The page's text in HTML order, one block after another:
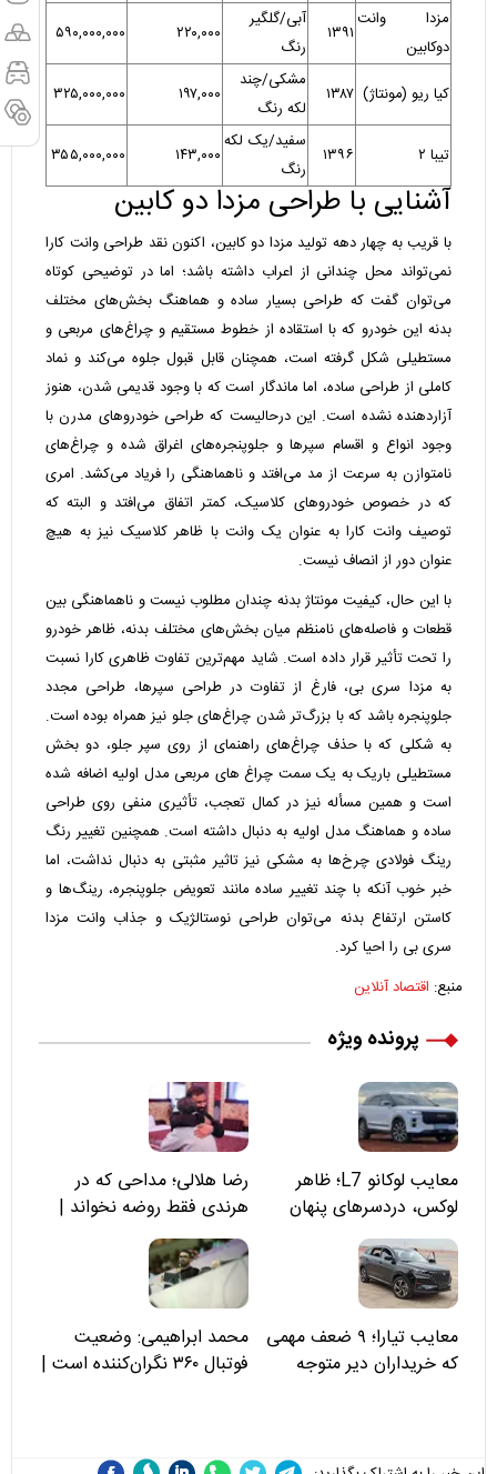
مزدا وانت
دوکابین
۱۳۹۱
آبی/گلگیر
رنگ
۲۲۰,۰۰۰ ۵۹۰,۰۰۰,۰۰۰
کیا ریو (مونتاژ) ۱۳۸۷
مشکی/چند
لکه رنگ
۱۹۷,۰۰۰ ۳۲۵,۰۰۰,۰۰۰
تیبا ۲ ۱۳۹۶
سفید/یک لکه
رنگ
۱۴۳,۰۰۰ ۳۵۵,۰۰۰,۰۰۰
آشنایی با طراحی مزدا دو کابین
با قریب به چهار دهه تولید مزدا دو کابین، اکنون نقد طراحی وانت کارا
نمی‌تواند محل چندانی از اعراب داشته باشد؛ اما در توضیحی کوتاه
می‌توان گفت که طراحی بسیار ساده و هماهنگ بخش‌های مختلف
بدنه این خودرو که با استقاده از خطوط مستقیم و چراغ‌های مربعی و
مستطیلی شکل گرفته است، همچنان قابل قبول جلوه می‌کند و نماد
کاملی از طراحی ساده، اما ماندگار است که با وجود قدیمی شدن، هنوز
آزاردهنده نشده است. این درحالیست که طراحی خودروهای مدرن با
وجود انواع و اقسام سپرها و جلوپنجره‌های اغراق شده و چراغ‌های
نامتوازن به سرعت از مد می‌افتد و ناهماهنگی را فریاد می‌کشد. امری
که در خصوص خودروهای کلاسیک، کمتر اتفاق می‌افتد و البته که
توصیف وانت کارا به عنوان یک وانت با ظاهر کلاسیک نیز به هیچ
عنوان دور از انصاف نیست.
با این حال، کیفیت مونتاژ بدنه چندان مطلوب نیست و ناهماهنگی بین
قطعات و فاصله‌های نامنظم میان بخش‌های مختلف بدنه، ظاهر خودرو
را تحت تأثیر قرار داده است. شاید مهم‌ترین تفاوت ظاهری کارا نسبت
به مزدا سری بی، فارغ از تفاوت در طراحی سپرها، طراحی مجدد
جلوپنجره باشد که با بزرگ‌تر شدن چراغ‌های جلو نیز همراه بوده است.
به شکلی که با حذف چراغ‌های راهنمای از روی سپر جلو، دو بخش
مستطیلی باریک به یک سمت چراغ های مربعی مدل اولیه اضافه شده
است و همین مسأله نیز در کمال تعجب، تأثیری منفی روی طراحی
ساده و هماهنگ مدل اولیه به دنبال داشته است. همچنین تغییر رنگ
رینگ فولادی چرخ‌ها به مشکی نیز تاثیر مثبتی به دنبال نداشت، اما
خبر خوب آنکه با چند تغییر ساده مانند تعویض جلوپنجره، رینگ‌ها و
کاستن ارتفاع بدنه می‌توان طراحی نوستالژیک و جذاب وانت مزدا
سری بی را احیا کرد.
منبع: اقتصاد آنلاین
پرونده ویژه
معایب لوکانو L7؛ ظاهر
لوکس، دردسرهای پنهان
رضا هلالی؛ مداحی که در
هرندی فقط روضه نخواند |
مسئولان «تکیه‌گاه آقا مرتضی
علی(ع)» را جدی‌تر ببینند
معایب تیارا؛ ۹ ضعف مهمی
که خریداران دیر متوجه
محمد ابراهیمی: وضعیت
فوتبال ۳۶۰ نگران‌کننده است |